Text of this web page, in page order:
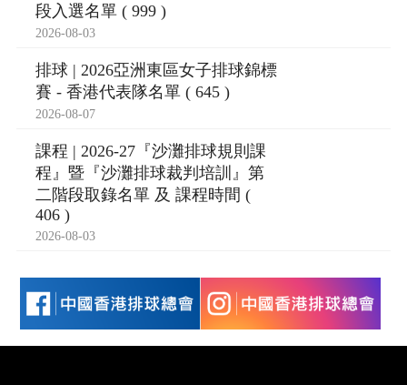
段入選名單 ( 999 )
2026-08-03
排球 | 2026亞洲東區女子排球錦標
賽 - 香港代表隊名單 ( 645 )
2026-08-07
課程 | 2026-27『沙灘排球規則課
程』暨『沙灘排球裁判培訓』第
二階段取錄名單 及 課程時間 (
406 )
2026-08-03